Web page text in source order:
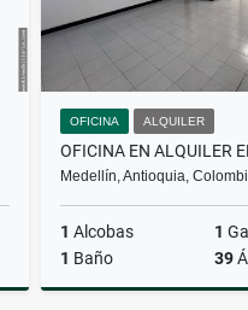
OFICINA ALQUILER
OFICINA EN ALQUILER
Medellín, Antioquia,
1 Alcobas 1
1 Baño 39